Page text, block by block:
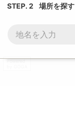
Powered
STEP. 2 場所を探す